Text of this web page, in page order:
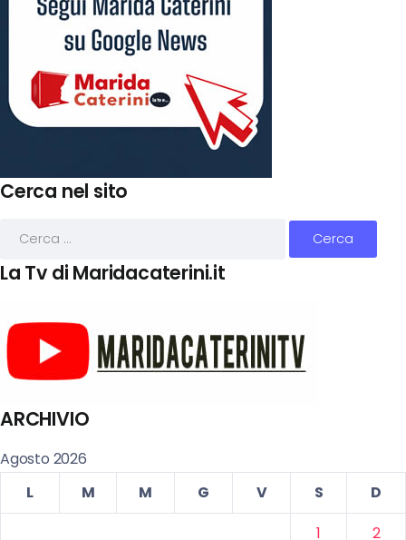
Cerca nel sito
La Tv di Maridacaterini.it
ARCHIVIO
Agosto 2026
L
M M G V S
D
1
2